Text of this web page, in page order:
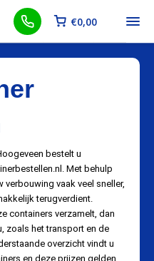
€0,00
bestelt u
Met behulp
verbouwing vaak veel sneller,
terugverdient.
containers verzamelt, dan
zoals het transport en de
overzicht vindt u
en deze prijzen gelden